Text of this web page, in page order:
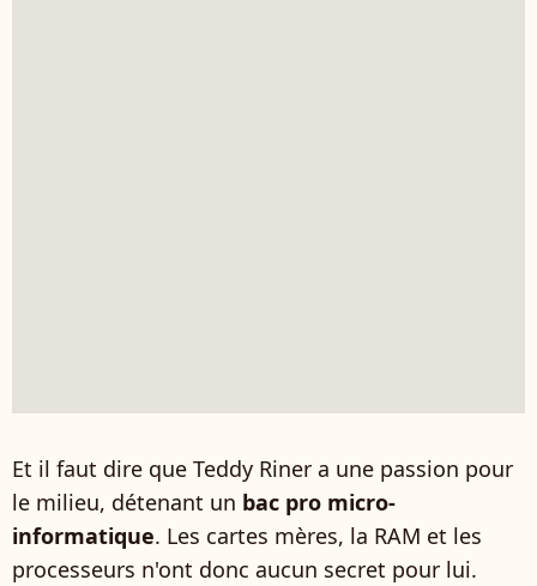
Et il faut dire que Teddy Riner a une passion pour
le milieu, détenant un bac pro micro-
informatique. Les cartes mères, la RAM et les
processeurs n'ont donc aucun secret pour lui.